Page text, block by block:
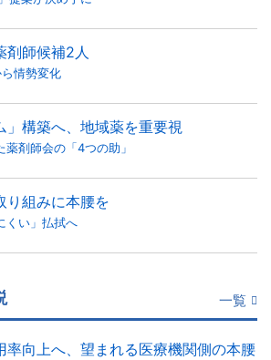
剤師候補2人
情勢変化
」構築へ、地域薬を重要視
剤師会の「4つの助」
り組みに本腰を
くい」払拭へ
一覧
率向上へ、望まれる医療機関側の本腰